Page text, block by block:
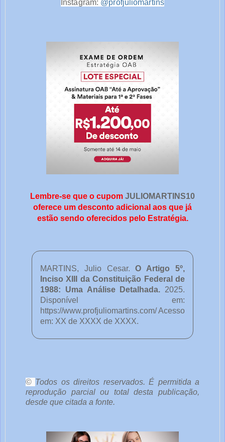
Instagram: @profjuliomartins
Lembre-se que o cupom JULIOMARTINS10
oferece um desconto adicional aos que já
estão sendo oferecidos pelo Estratégia.
MARTINS, Julio Cesar.O Artigo 5º,
Inciso XIII da Constituição Federal de
1988: Uma Análise Detalhada. 2025.
Disponível em:
https://www.profjuliomartins.com/ Acesso
em: XX de XXXX de XXXX.
ê
e
© Todos os direitos reservados. É permitida a
reprodução parcial ou total desta publicação,
desde que citada a fonte.